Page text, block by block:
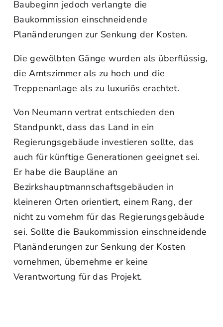
Baubeginn jedoch verlangte die
Baukommission einschneidende
Planänderungen zur Senkung der Kosten.
Die gewölbten Gänge wurden als überflüssig,
die Amtszimmer als zu hoch und die
Treppenanlage als zu luxuriös erachtet.
Von Neumann vertrat entschieden den
Standpunkt, dass das Land in ein
Regierungsgebäude investieren sollte, das
auch für künftige Generationen geeignet sei.
Er habe die Baupläne an
Bezirkshauptmannschaftsgebäuden in
kleineren Orten orientiert, einem Rang, der
nicht zu vornehm für das Regierungsgebäude
sei. Sollte die Baukommission einschneidende
Planänderungen zur Senkung der Kosten
vornehmen, übernehme er keine
Verantwortung für das Projekt.